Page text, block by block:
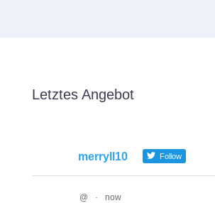
Letztes Angebot
merryll10 Follow
@ · now